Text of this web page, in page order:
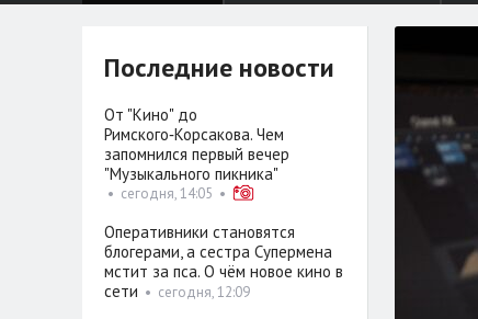
Последние новости
От "Кино" до
Римского‑Корсакова. Чем
запомнился первый вечер
"Музыкального пикника"
• сегодня, 14:05 •
Оперативники становятся
блогерами, а сестра Супермена
мстит за пса. О чём новое кино в
сети • сегодня, 12:09